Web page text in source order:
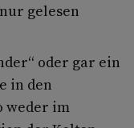
gelesen
oder gar ein
in den
weder im